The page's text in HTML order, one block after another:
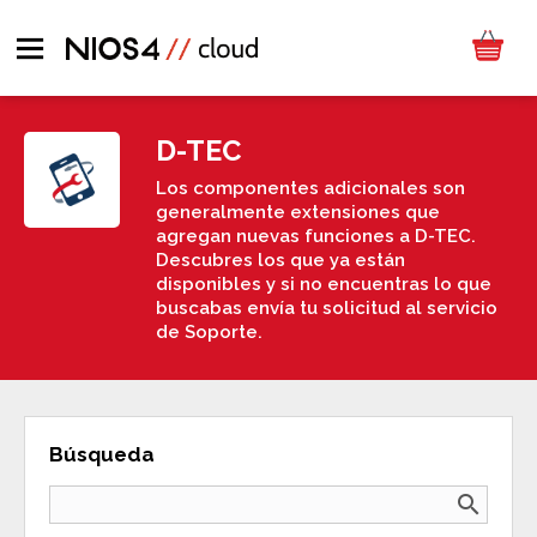
D-TEC
Los componentes adicionales son
generalmente extensiones que
agregan nuevas funciones a D-TEC.
Descubres los que ya están
disponibles y si no encuentras lo que
buscabas envía tu solicitud al servicio
de Soporte.
Búsqueda
search